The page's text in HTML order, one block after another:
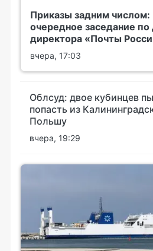
Приказы задним
очередное заседание по
директора «Почты
вчера, 17:03
Облсуд: двое кубинцев
попасть из
Польшу
вчера, 19:29